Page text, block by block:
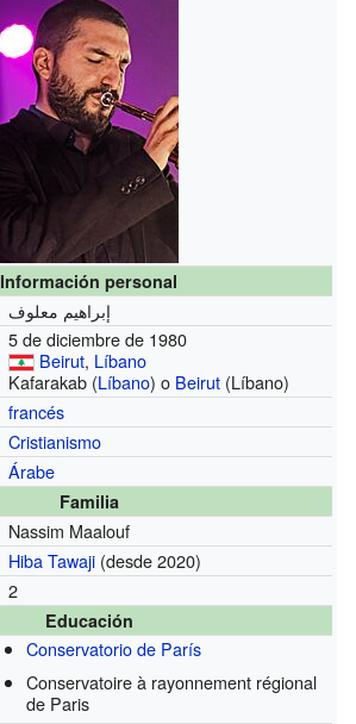
Información personal
إبراهیم معلوف
5 de diciembre de 1980
Beirut, Líbano
Kafarakab (Líbano) o Beirut (Líbano)
francés
Cristianismo
Árabe
Familia
Nassim Maalouf
Hiba Tawaji (desde 2020)
2
Educación
Conservatorio de París
Conservatoire à rayonnement régional
de Paris